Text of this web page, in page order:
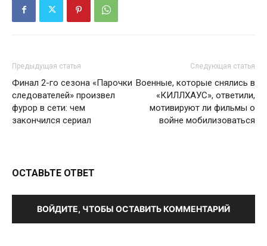
Предыдущая статья
Финал 2-го сезона «Парочки
следователей» произвел
фурор в сети: чем
закончился сериал
Следующая статья
Военные, которые снялись в
«КИЛЛХАУС», ответили,
мотивируют ли фильмы о
войне мобилизоваться
ОСТАВЬТЕ ОТВЕТ
ВОЙДИТЕ, ЧТОБЫ ОСТАВИТЬ КОММЕНТАРИЙ